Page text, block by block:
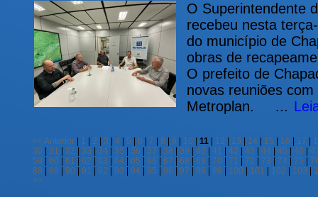
O Superintendente
recebeu nesta
do município de
obras de
O prefeito de
novas reuniões
Metroplan. ...
<<Anterior 1 2 3 4 5 6 7 8 9 10 11 12 13 14 15 16 17
30
31 32 33 34 35 36 37 38 39 40 41 42 43 44 45 46
59
60 61 62 63 64 65 66 67 68 69 70 71 72 73 74 75
88
89 90 91 92 93 94 95 96 97 98 99 100 101 102 103
>>